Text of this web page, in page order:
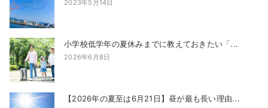
2023年5月14日
小学校低学年の夏休みまでに教えておきたい「...
2026年6月8日
【2026年の夏至は6月21日】昼が最も長い理由...